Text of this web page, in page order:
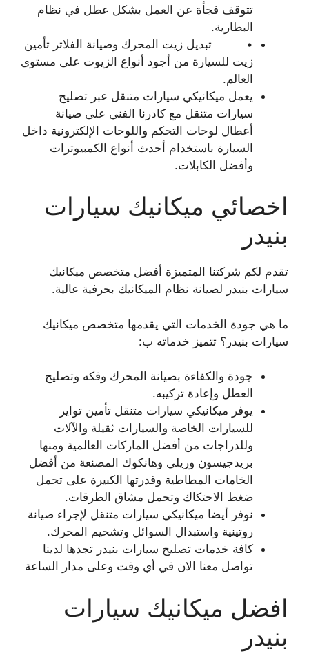
تتوقف فجأة عن العمل بشكل عطل في نظام
البطارية.
• تبديل زيت المحرك وصيانة الفلاتر تأمين
زيت للسيارة من أجود أنواع الزيوت على مستوى
العالم.
يعمل ميكانيكي سيارات متنقل عبر تصليح
سيارات متنقل مع كادرنا الفني على صيانة
أعطال لوحات التحكم واللوحات الإلكترونية داخل
السيارة باستخدام أحدث أنواع الكمبيوترات
وأفضل الكابلات.
اخصائي ميكانيك سيارات
بنيدر
تقدم لكم شركتنا المتميزة أفضل متخصص ميكانيك
سيارات بنيدر لصيانة نظام الميكانيك بحرفية عالية.
ما هي جودة الخدمات التي يقدمها متخصص ميكانيك
سيارات بنيدر؟ تتميز خدماته ب:
جودة والكفاءة بصيانة المحرك وفكه وتصليح
العطل وإعادة تركيبه.
يوفر ميكانيكي سيارات متنقل تأمين تواير
للسيارات الخاصة والسيارات ثقيلة والآلات
وللدراجات من أفضل الماركات العالمية ومنها
بريدجيسون وريلي وهانكوك المصنعة من أفضل
الخامات المطاطية وقدرتها الكبيرة على تحمل
ضغط الاحتكاك وتحمل مشاق الطرقات.
نوفر أيضا ميكانيكي سيارات متنقل لإجراء صيانة
روتينية واستبدال السوائل وتشحيم المحرك.
كافة خدمات تصليح سيارات بنيدر تجدها لدينا
تواصل معنا الان في أي وقت وعلى مدار الساعة
افضل ميكانيك سيارات
بنيدر